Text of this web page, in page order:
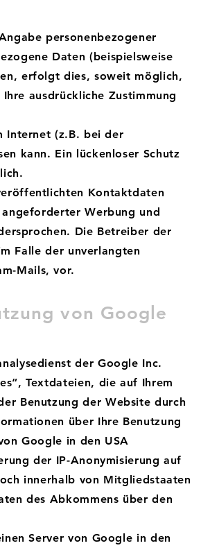
personenbezogener
Daten (beispielsweise
erfolgt dies, soweit möglich,
ausdrückliche Zustimmung
Internet (z.B. bei der
kann. Ein lückenloser Schutz
Kontaktdaten
Werbung und
Die Betreiber der
Falle der unverlangten
Mails, vor.
von Google
der Google Inc.
Textdateien, die auf Ihrem
Benutzung der Website durch
über Ihre Benutzung
Google in den USA
der IP-Anonymisierung auf
innerhalb von Mitgliedstaaten
des Abkommens über den
Server von Google in den